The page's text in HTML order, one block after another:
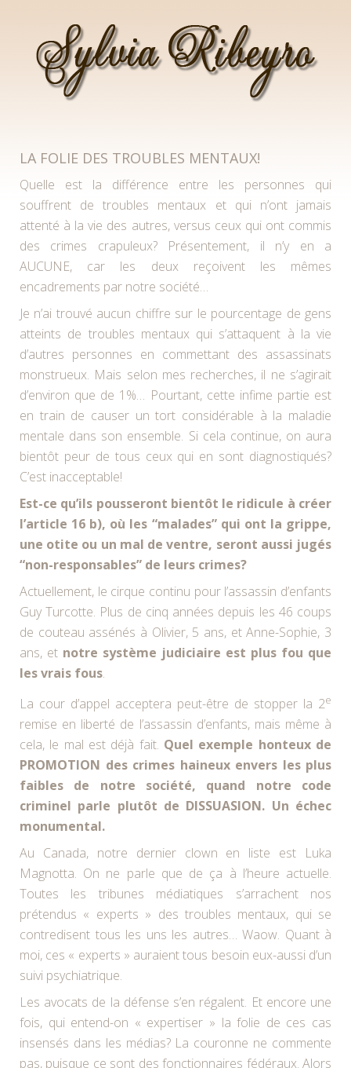
LA FOLIE DES TROUBLES MENTAUX!
Quelle est la différence entre les personnes qui
souffrent de troubles mentaux et qui n’ont jamais
attenté à la vie des autres, versus ceux qui ont commis
des crimes crapuleux? Présentement, il n’y en a
AUCUNE, car les deux reçoivent les mêmes
encadrements par notre société…
Je n’ai trouvé aucun chiffre sur le pourcentage de gens
atteints de troubles mentaux qui s’attaquent à la vie
d’autres personnes en commettant des assassinats
monstrueux. Mais selon mes recherches, il ne s’agirait
d’environ que de 1%… Pourtant, cette infime partie est
en train de causer un tort considérable à la maladie
mentale dans son ensemble. Si cela continue, on aura
bientôt peur de tous ceux qui en sont diagnostiqués?
C’est inacceptable!
Est-ce qu’ils pousseront bientôt le ridicule à créer
l’article 16 b), où les “malades” qui ont la grippe,
une otite ou un mal de ventre, seront aussi jugés
“non-responsables” de leurs crimes?
Actuellement, le cirque continu pour l’assassin d’enfants
Guy Turcotte. Plus de cinq années depuis les 46 coups
de couteau assénés à Olivier, 5 ans, et Anne-Sophie, 3
ans, et notre système judiciaire est plus fou que
les vrais fous.
La cour d’appel acceptera peut-être de stopper la 2e
remise en liberté de l’assassin d’enfants, mais même à
cela, le mal est déjà fait. Quel exemple honteux de
PROMOTION des crimes haineux envers les plus
faibles de notre société, quand notre code
criminel parle plutôt de DISSUASION. Un échec
monumental.
Au Canada, notre dernier clown en liste est Luka
Magnotta. On ne parle que de ça à l’heure actuelle.
Toutes les tribunes médiatiques s’arrachent nos
prétendus « experts » des troubles mentaux, qui se
contredisent tous les uns les autres… Waow. Quant à
moi, ces « experts » auraient tous besoin eux-aussi d’un
suivi psychiatrique.
Les avocats de la défense s’en régalent. Et encore une
fois, qui entend-on « expertiser » la folie de ces cas
insensés dans les médias? La couronne ne commente
pas, puisque ce sont des fonctionnaires fédéraux. Alors